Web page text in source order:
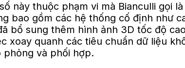
này thuộc phạm vi mà Bianculli gọi
bao gồm các hệ thống cố định như
bổ sung thêm hình ảnh 3D tốc độ
xoay quanh các tiêu chuẩn dữ liệu
và phối hợp.